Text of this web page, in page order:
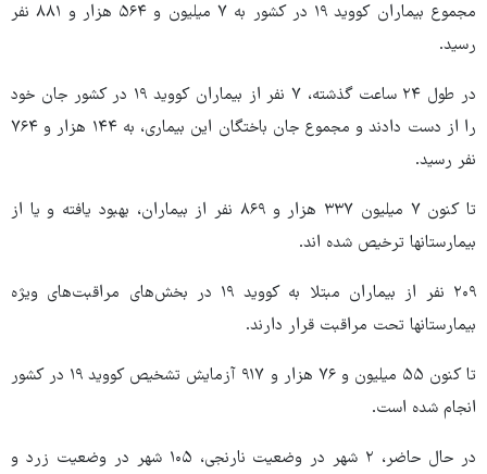
مجموع بیماران کووید ۱۹ در کشور به ۷ میلیون و ۵۶۴ هزار و ۸۸۱ نفر
رسید.
در طول ۲۴ ساعت گذشته، ۷ نفر از بیماران کووید ۱۹ در کشور جان خود
را از دست دادند و مجموع جان باختگان این بیماری، به ۱۴۴ هزار و ۷۶۴
نفر رسید.
تا کنون ۷ میلیون ۳۳۷ هزار و ۸۶۹ نفر از بیماران، بهبود یافته و یا از
بیمارستانها ترخیص شده اند.
۲۰۹ نفر از بیماران مبتلا به کووید ۱۹ در بخش‌های مراقبت‌های ویژه
بیمارستانها تحت مراقبت قرار دارند.
تا کنون ۵۵ میلیون و ۷۶ هزار و ۹۱۷ آزمایش تشخیص کووید ۱۹ در کشور
انجام شده است.
در حال حاضر، ۲ شهر در وضعیت نارنجی، ۱۰۵ شهر در وضعیت زرد و